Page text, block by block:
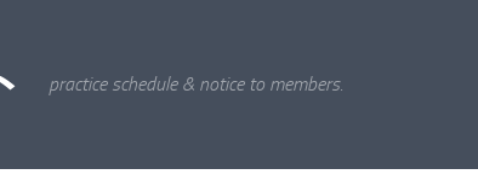
practice schedule & notice to members.